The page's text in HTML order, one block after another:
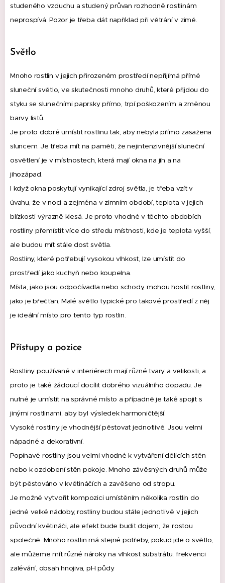
studeného vzduchu a studený průvan rozhodně rostlinám
neprospívá.Pozor je třeba dát například při větrání v zimě.
Světlo
Mnoho rostlin v jejich přirozeném prostředí nepřijímá přímé
sluneční světlo, ve skutečnosti mnoho druhů, které přijdou do
styku se slunečními paprsky přímo, trpí poškozením a změnou
barvy listů.
Je proto dobré umístit rostlinu tak, aby nebyla přímo zasažena
sluncem. Je třeba mít na paměti, že nejintenzivnější sluneční
osvětlení je v místnostech, která mají okna na jih a na
jihozápad.
I když okna poskytují vynikající zdroj světla, je třeba vzít v
úvahu, že v noci a zejména v zimním období, teplota v jejich
blízkosti výrazně klesá. Je proto vhodné v těchto obdobích
rostliny přemístit více do středu místnosti, kde je teplota vyšší,
ale budou mít stále dost světla.
Rostliny, které potřebují vysokou vlhkost, lze umístit do
prostředí jako kuchyň nebo koupelna.
Místa, jako jsou odpočívadla nebo schody, mohou hostit rostliny,
jako je břečťan. Malé světlo typické pro takové prostředí z něj
je ideální místo pro tento typ rostlin.
Přístupy a pozice
Rostliny používané v interiérech mají různé tvary a velikosti, a
proto je také žádoucí docílit dobrého vizuálního dopadu.Je
nutné je umístit na správné místo a případně je také spojit s
jinými rostlinami, aby byl výsledek harmoničtější.
Vysoké rostliny je vhodnější pěstovat jednotlivě. Jsou velmi
nápadné a dekorativní.
Popínavé rostliny jsou velmi vhodné k vytváření dělicích stěn
nebo k ozdobení stěn pokoje.Mnoho závěsných druhů může
být pěstováno v květináčích a zavěšeno od stropu.
Je možné vytvořit kompozici umístěním několika rostlin do
jedné velké nádoby, rostliny budou stále jednotlivě v jejich
původní květináči, ale efekt bude budit dojem, že rostou
společně. Mnoho rostlin má stejné potřeby, pokud jde o světlo,
ale můžeme mít různé nároky na vlhkost substrátu, frekvenci
zalévání, obsah hnojiva, pH půdy.